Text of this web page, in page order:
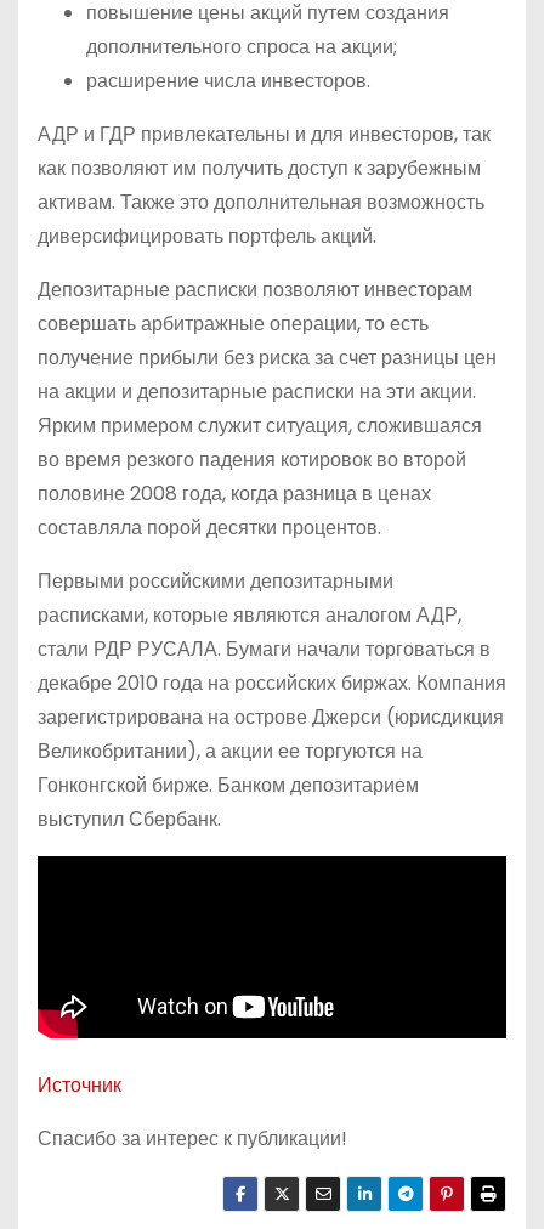
повышение цены акций путем создания
дополнительного спроса на акции;
расширение числа инвесторов.
АДР и ГДР привлекательны и для инвесторов, так
как позволяют им получить доступ к зарубежным
активам. Также это дополнительная возможность
диверсифицировать портфель акций.
Депозитарные расписки позволяют инвесторам
совершать арбитражные операции, то есть
получение прибыли без риска за счет разницы цен
на акции и депозитарные расписки на эти акции.
Ярким примером служит ситуация, сложившаяся
во время резкого падения котировок во второй
половине 2008 года, когда разница в ценах
составляла порой десятки процентов.
Первыми российскими депозитарными
расписками, которые являются аналогом АДР,
стали РДР РУСАЛА. Бумаги начали торговаться в
декабре 2010 года на российских биржах. Компания
зарегистрирована на острове Джерси (юрисдикция
Великобритании), а акции ее торгуются на
Гонконгской бирже. Банком депозитарием
выступил Сбербанк.
Источник
Спасибо за интерес к публикации!